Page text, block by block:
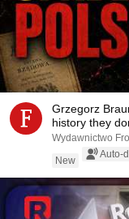
Grzegorz
history they
Wydawnictwo
New
Auto-